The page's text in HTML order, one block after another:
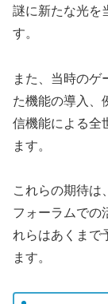
謎に新たな光を
す。
また、当時のゲ
た機能の導入、
信機能による全
ます。
これらの期待は
フォーラムでの
れらはあくまで
ます。